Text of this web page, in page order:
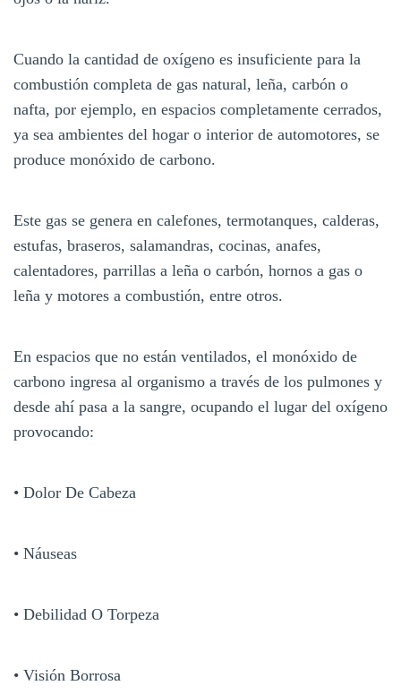
Cuando la cantidad de oxígeno es insuficiente para la
combustión completa de gas natural, leña, carbón o
nafta, por ejemplo, en espacios completamente cerrados,
ya sea ambientes del hogar o interior de automotores, se
produce monóxido de carbono.
Este gas se genera en calefones, termotanques, calderas,
estufas, braseros, salamandras, cocinas, anafes,
calentadores, parrillas a leña o carbón, hornos a gas o
leña y motores a combustión, entre otros.
En espacios que no están ventilados, el monóxido de
carbono ingresa al organismo a través de los pulmones y
desde ahí pasa a la sangre, ocupando el lugar del oxígeno
provocando:
• Dolor De Cabeza
• Náuseas
• Debilidad O Torpeza
• Visión Borrosa